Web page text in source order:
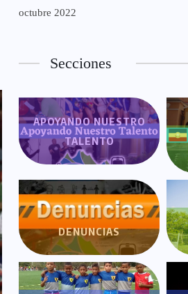
octubre 2022
Secciones
APOYANDO NUESTRO
TALENTO
DENUNCIAS